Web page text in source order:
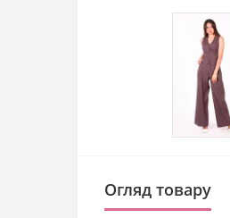
Огляд товару